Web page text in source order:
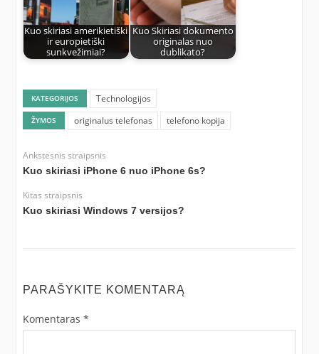
Kuo skiriasi amerikietiški
ir europietiški
sunkvežimiai?
Kuo Skiriasi dokumento
originalas nuo
dublikato?
KATEGORIJOS Technologijos
ŽYMOS originalus telefonas telefono kopija
Ankstesnis straipsnis
Kuo skiriasi iPhone 6 nuo iPhone 6s?
Kitas straipsnis
Kuo skiriasi Windows 7 versijos?
PARAŠYKITE KOMENTARĄ
Komentaras *